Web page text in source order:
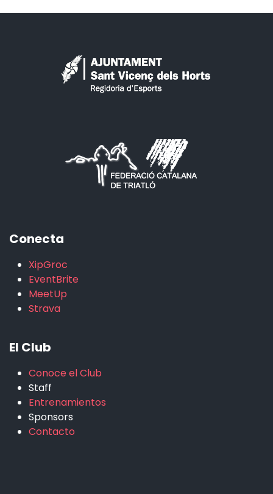
Conecta
XipGroc
EventBrite
MeetUp
Strava
El Club
Conoce el Club
Staff
Entrenamientos
Sponsors
Contacto